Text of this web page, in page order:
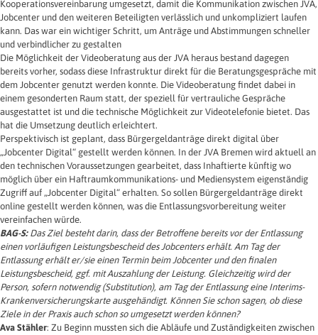
Kooperationsvereinbarung umgesetzt, damit die Kommunikation zwischen JVA,
Jobcenter und den weiteren Beteiligten verlässlich und unkompliziert laufen
kann. Das war ein wichtiger Schritt, um Anträge und Abstimmungen schneller
und verbindlicher zu gestalten
Die Möglichkeit der Videoberatung aus der JVA heraus bestand dagegen
bereits vorher, sodass diese Infrastruktur direkt für die Beratungsgespräche mit
dem Jobcenter genutzt werden konnte. Die Videoberatung findet dabei in
einem gesonderten Raum statt, der speziell für vertrauliche Gespräche
ausgestattet ist und die technische Möglichkeit zur Videotelefonie bietet. Das
hat die Umsetzung deutlich erleichtert.
Perspektivisch ist geplant, dass Bürgergeldanträge direkt digital über
„Jobcenter Digital“ gestellt werden können. In der JVA Bremen wird aktuell an
den technischen Voraussetzungen gearbeitet, dass Inhaftierte künftig wo
möglich über ein Haftraumkommunikations- und Mediensystem eigenständig
Zugriff auf „Jobcenter Digital“ erhalten. So sollen Bürgergeldanträge direkt
online gestellt werden können, was die Entlassungsvorbereitung weiter
vereinfachen würde.
BAG-S:Das Ziel besteht darin, dass der Betroffene bereits vor der Entlassung
einen vorläufigen Leistungsbescheid des Jobcenters erhält. Am Tag der
Entlassung erhält er/sie einen Termin beim Jobcenter und den finalen
Leistungsbescheid, ggf. mit Auszahlung der Leistung. Gleichzeitig wird der
Person, sofern notwendig (Substitution), am Tag der Entlassung eine Interims-
Krankenversicherungskarte ausgehändigt. Können Sie schon sagen, ob diese
Ziele in der Praxis auch schon so umgesetzt werden können?
Ava Stähler: Zu Beginn mussten sich die Abläufe und Zuständigkeiten zwischen